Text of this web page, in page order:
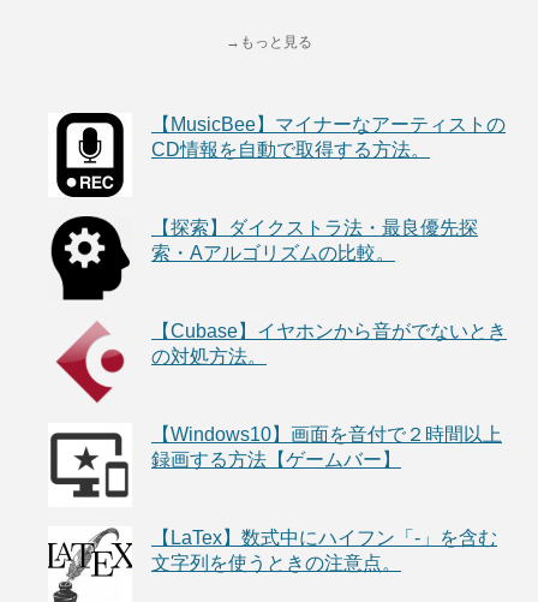
→もっと見る
【MusicBee】マイナーなアーティストの
CD情報を自動で取得する方法。
【探索】ダイクストラ法・最良優先探
索・Aアルゴリズムの比較。
【Cubase】イヤホンから音がでないとき
の対処方法。
【Windows10】画面を音付で２時間以上
録画する方法【ゲームバー】
【LaTex】数式中にハイフン「-」を含む
文字列を使うときの注意点。